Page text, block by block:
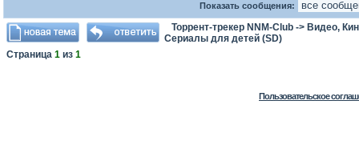
Показать сообщения:
Торрент-трекер NNM-Club -> Видео,
Сериалы для детей (SD)
Страница 1 из 1
Пользовательское